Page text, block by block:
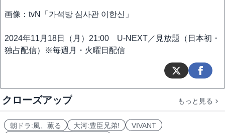
画像：tvN「가석방 심사관 이한신」
2024年11月18日（月）21:00 U-NEXT／見放題（日本初・
独占配信）※毎週月・火曜日配信
クローズアップ もっと見る
朝ドラ:風、薫る 大河:豊臣兄弟!
VIVANT